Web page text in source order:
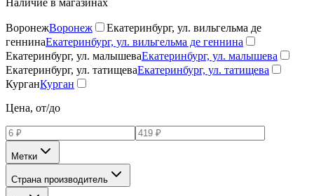
ВоронежВоронеж
Екатеринбург, ул. вильгельма де
геннинаЕкатеринбург, ул. вильгельма де геннина
Екатеринбург, ул. малышеваЕкатеринбург, ул. малышева
Екатеринбург, ул. татищеваЕкатеринбург, ул. татищева
КурганКурган
Цена, от/до
Метки
Страна производитель